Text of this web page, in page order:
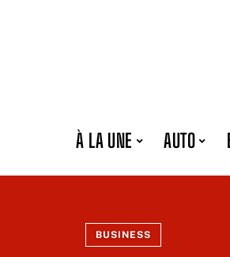
À LA UNE AUTO
BUSINESS